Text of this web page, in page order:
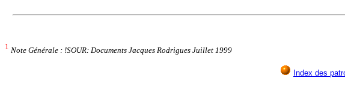
1 Note Générale : !SOUR: Documents Jacques Rodrigues Juillet 1999
Index des